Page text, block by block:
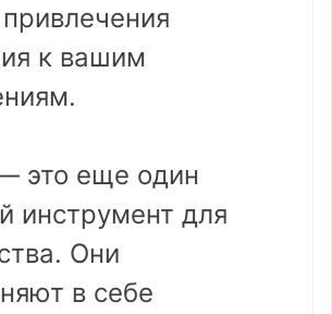
к вашим
это еще один
инструмент для
Они
в себе